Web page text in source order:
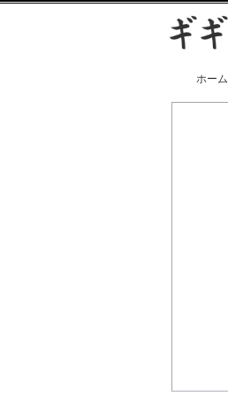
ホーム